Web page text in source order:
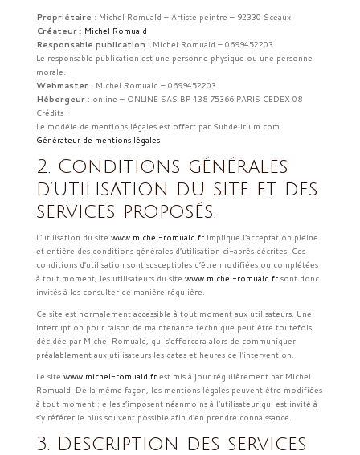
Propriétaire : Michel Romuald – Artiste peintre – 92330 Sceaux
Créateur: Michel Romuald
Responsable publication : Michel Romuald – 0699452203
Le responsable publication est une personne physique ou une personne
morale.
Webmaster: Michel Romuald – 0699452203
Hébergeur: online – ONLINE SAS BP 438 75366 PARIS CEDEX 08
Crédits :
Le modèle de mentions légales est offert par Subdelirium.com
Générateur de mentions légales
2. Conditions générales
d’utilisation du site et des
services proposés.
L’utilisation du site www.michel-romuald.frimplique l’acceptation pleine
et entière des conditions générales d’utilisation ci-après décrites. Ces
conditions d’utilisation sont susceptibles d’être modifiées ou complétées
à tout moment, les utilisateurs du site www.michel-romuald.frsont donc
invités à les consulter de manière régulière.
Ce site est normalement accessible à tout moment aux utilisateurs. Une
interruption pour raison de maintenance technique peut être toutefois
décidée par Michel Romuald, qui s’efforcera alors de communiquer
préalablement aux utilisateurs les dates et heures de l’intervention.
Le site www.michel-romuald.frest mis à jour régulièrement par Michel
Romuald. De la même façon, les mentions légales peuvent être modifiées
à tout moment : elles s’imposent néanmoins à l’utilisateur qui est invité à
s’y référer le plus souvent possible afin d’en prendre connaissance.
3. Description des services